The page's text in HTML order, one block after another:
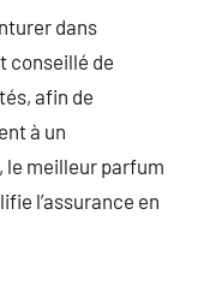
dans
conseillé de
afin de
à un
meilleur parfum
l’assurance en